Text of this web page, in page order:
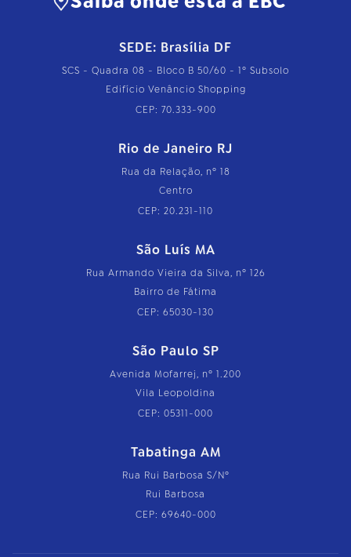
SEDE: Brasília DF
SCS - Quadra 08 - Bloco B 50/60 - 1º Subsolo
Edifício Venâncio Shopping
CEP: 70.333-900
Rio de Janeiro RJ
Rua da Relação, nº 18
Centro
CEP: 20.231-110
São Luís MA
Rua Armando Vieira da Silva, nº 126
Bairro de Fátima
CEP: 65030-130
São Paulo SP
Avenida Mofarrej, nº 1.200
Vila Leopoldina
CEP: 05311-000
Tabatinga AM
Rua Rui Barbosa S/Nº
Rui Barbosa
CEP: 69640-000